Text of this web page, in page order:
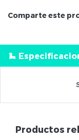
Comparte este
Productos